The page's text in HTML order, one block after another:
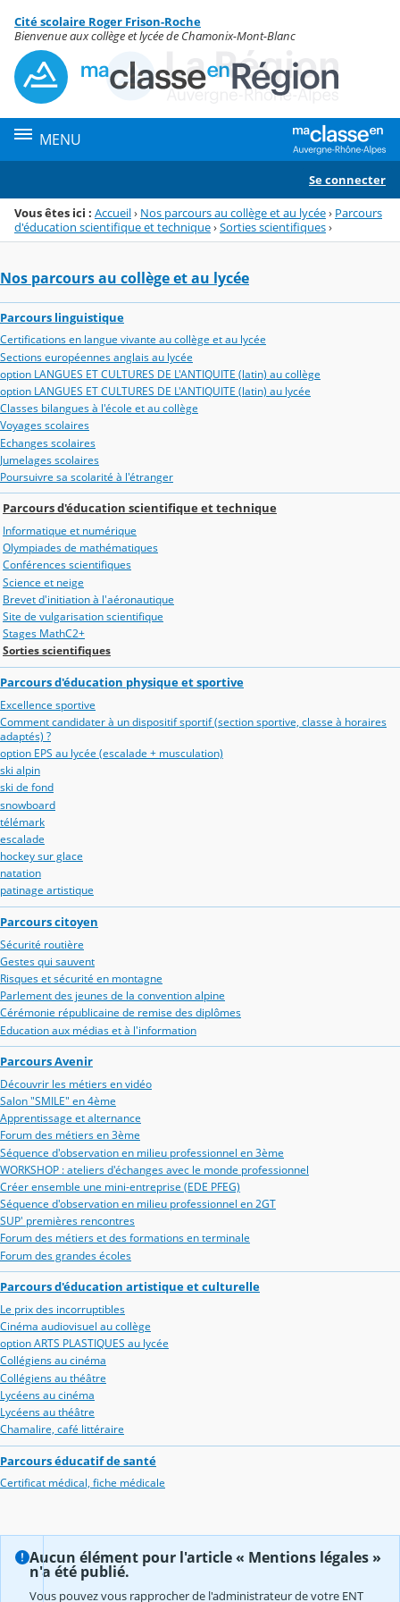
Menu de la rubrique
Contenu
Cité scolaire Roger Frison-Roche
Bienvenue aux collège et lycée de Chamonix-Mont-Blanc
MENU
Se connecter
Vous êtes ici : Accueil› Nos parcours au collège et au lycée› Parcours
d'éducation scientifique et technique›Sorties scientifiques›
Nos parcours au collège et au lycée
Parcours linguistique
Certifications en langue vivante au collège et au lycée
Sections européennes anglais au lycée
option LANGUES ET CULTURES DE L'ANTIQUITE (latin) au collège
option LANGUES ET CULTURES DE L'ANTIQUITE (latin) au lycée
Classes bilangues à l'école et au collège
Voyages scolaires
Echanges scolaires
Jumelages scolaires
Poursuivre sa scolarité à l'étranger
Parcours d'éducation scientifique et technique
Informatique et numérique
Olympiades de mathématiques
Conférences scientifiques
Science et neige
Brevet d'initiation à l'aéronautique
Site de vulgarisation scientifique
Stages MathC2+
Sorties scientifiques
Parcours d'éducation physique et sportive
Excellence sportive
Comment candidater à un dispositif sportif (section sportive, classe à horaires
adaptés) ?
option EPS au lycée (escalade + musculation)
ski alpin
ski de fond
snowboard
télémark
escalade
hockey sur glace
natation
patinage artistique
Parcours citoyen
Sécurité routière
Gestes qui sauvent
Risques et sécurité en montagne
Parlement des jeunes de la convention alpine
Cérémonie républicaine de remise des diplômes
Education aux médias et à l'information
Parcours Avenir
Découvrir les métiers en vidéo
Salon "SMILE" en 4ème
Apprentissage et alternance
Forum des métiers en 3ème
Séquence d'observation en milieu professionnel en 3ème
WORKSHOP : ateliers d'échanges avec le monde professionnel
Créer ensemble une mini-entreprise (EDE PFEG)
Séquence d'observation en milieu professionnel en 2GT
SUP' premières rencontres
Forum des métiers et des formations en terminale
Forum des grandes écoles
Parcours d'éducation artistique et culturelle
Le prix des incorruptibles
Cinéma audiovisuel au collège
option ARTS PLASTIQUES au lycée
Collégiens au cinéma
Collégiens au théâtre
Lycéens au cinéma
Lycéens au théâtre
Chamalire, café littéraire
Parcours éducatif de santé
Certificat médical, fiche médicale
Aucun élément pour l'article « Mentions légales »
n'a été publié.
Vous pouvez vous rapprocher de l'administrateur de votre ENT